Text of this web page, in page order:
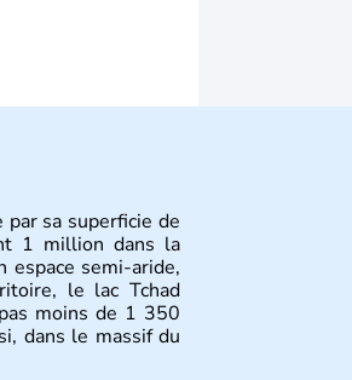
sa superficie de
1 million dans la
espace semi-aride,
le lac Tchad
moins de 1 350
dans le massif du